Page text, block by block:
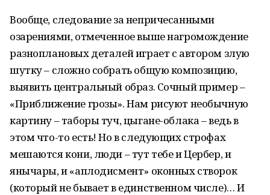
Вообще, следование за непричесанными
озарениями, отмеченное выше нагромождение
разноплановых деталей играет с автором злую
шутку – сложно собрать общую композицию,
выявить центральный образ. Сочный пример –
«Приближение грозы». Нам рисуют необычную
картину – таборы туч, цыгане-облака – ведь в
этом что-то есть! Но в следующих строфах
мешаются кони, люди – тут тебе и Цербер, и
янычары, и «аплодисмент» оконных створок
(который не бывает в единственном числе)… И